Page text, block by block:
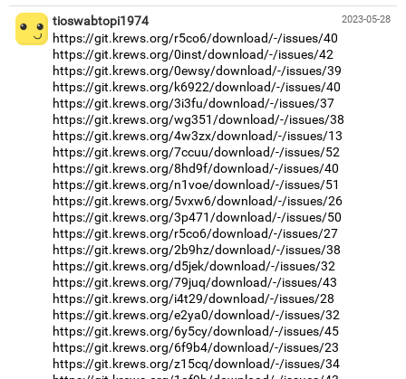
2023-05-28
tioswabtopi1974
https://git.krews.org/r5co6/download/-/issues/40
https://git.krews.org/0inst/download/-/issues/42
https://git.krews.org/0ewsy/download/-/issues/39
https://git.krews.org/k6922/download/-/issues/40
https://git.krews.org/3i3fu/download/-/issues/37
https://git.krews.org/wg351/download/-/issues/38
https://git.krews.org/4w3zx/download/-/issues/13
https://git.krews.org/7ccuu/download/-/issues/52
https://git.krews.org/8hd9f/download/-/issues/40
https://git.krews.org/n1voe/download/-/issues/51
https://git.krews.org/5vxw6/download/-/issues/26
https://git.krews.org/3p471/download/-/issues/50
https://git.krews.org/r5co6/download/-/issues/27
https://git.krews.org/2b9hz/download/-/issues/38
https://git.krews.org/d5jek/download/-/issues/32
https://git.krews.org/79juq/download/-/issues/43
https://git.krews.org/i4t29/download/-/issues/28
https://git.krews.org/e2ya0/download/-/issues/32
https://git.krews.org/6y5cy/download/-/issues/45
https://git.krews.org/6f9b4/download/-/issues/23
https://git.krews.org/z15cq/download/-/issues/34